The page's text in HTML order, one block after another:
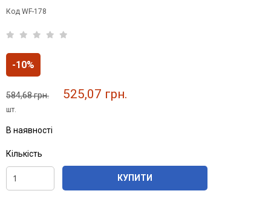
Код WF-178
-10%
584,68 грн. 525,07 грн.
шт.
В наявності
Кількість
КУПИТИ